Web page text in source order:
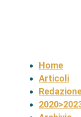
Home
Articoli